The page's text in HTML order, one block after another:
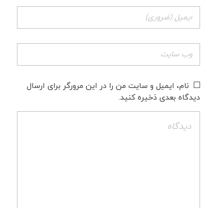
نام، ایمیل و سایت من را در این مرورگر برای ارسال
دیدگاه بعدی ذخیره کنید.